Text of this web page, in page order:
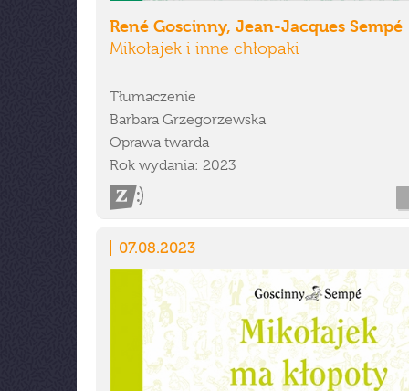
René Goscinny, Jean-Jacques Sempé
Mikołajek i inne chłopaki
Tłumaczenie
Barbara Grzegorzewska
Oprawa twarda
Rok wydania: 2023
07.08.2023